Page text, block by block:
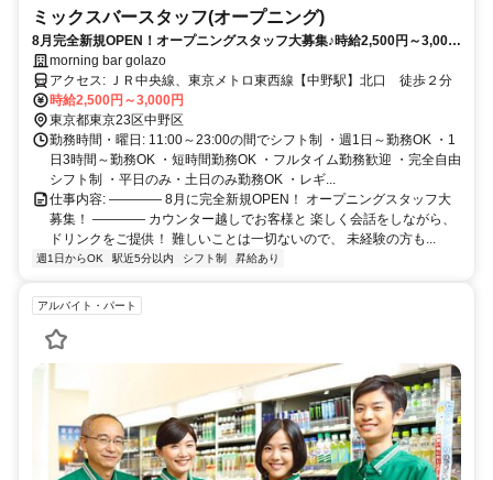
ミックスバースタッフ(オープニング)
8月完全新規OPEN！オープニングスタッフ大募集♪時給2,500円～3,000
円＆全額日払いOK！週1日・1日3時間～勤務OK◎
morning bar golazo
アクセス: ＪＲ中央線、東京メトロ東西線【中野駅】北口 徒歩２分
時給2,500円～3,000円
東京都東京23区中野区
勤務時間・曜日: 11:00～23:00の間でシフト制 ・週1日～勤務OK ・1
日3時間～勤務OK ・短時間勤務OK ・フルタイム勤務歓迎 ・完全自由
シフト制 ・平日のみ・土日のみ勤務OK ・レギ...
仕事内容: ―――― 8月に完全新規OPEN！ オープニングスタッフ大
募集！ ―――― カウンター越しでお客様と 楽しく会話をしながら、
ドリンクをご提供！ 難しいことは一切ないので、 未経験の方も...
週1日からOK 駅近5分以内 シフト制 昇給あり
アルバイト・パート